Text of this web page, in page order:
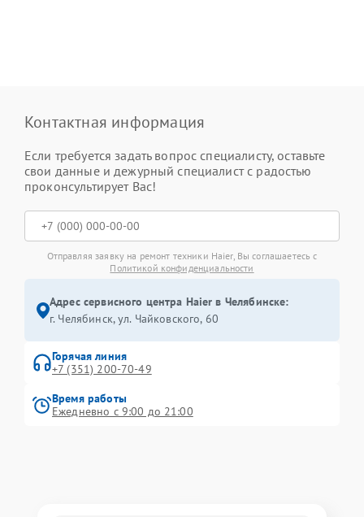
Контактная информация
Если требуется задать вопрос специалисту, оставьте
свои данные и дежурный специалист с радостью
проконсультирует Вас!
Отправляя заявку на ремонт техники Haier, Вы соглашаетесь с
Политикой конфиденциальности
Адрес сервисного центра Haier в Челябинске:
г. Челябинск, ул. Чайковского, 60
Горячая линия
+7 (351) 200-70-49
Время работы
Ежедневно с 9:00 до 21:00